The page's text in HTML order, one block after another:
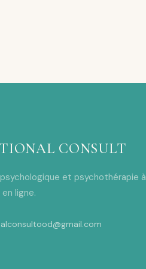
CONSULT
et psychothérapie à
ligne.